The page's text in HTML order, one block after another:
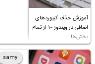
آموزش حذف کیبوردهای
اضافی در ویندوز ۱۰ از تمام
بخش‌ها
samy